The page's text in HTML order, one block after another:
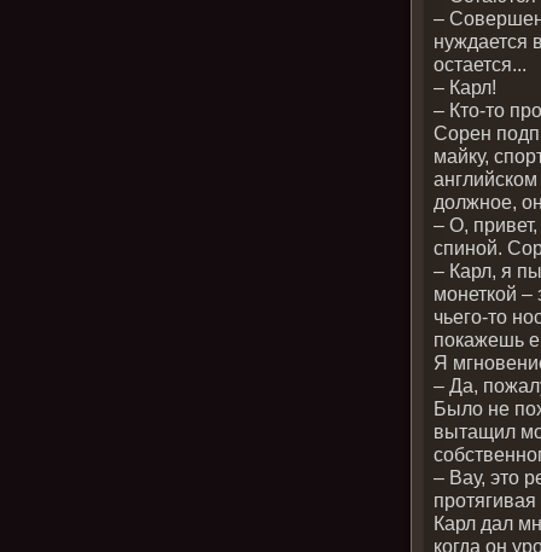
–
нуждается
остается...
– Карл!
– Кто-то
Сорен
майку,
должное,
– О,
спиной.
– Карл, я
монеткой –
чьего-то
покажешь
Я
– Да,
Было не
вытащил
– Вау, это
Карл дал
когда он